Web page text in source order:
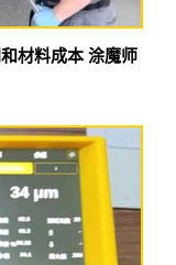
材料成本 涂魔师